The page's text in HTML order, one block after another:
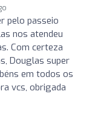
pelo passeio
nos atendeu
Com certeza
Douglas super
em todos os
vcs, obrigada